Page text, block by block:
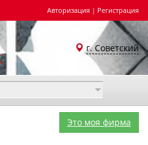
Авторизация | Регистрация
г. Советский
Это моя фирма